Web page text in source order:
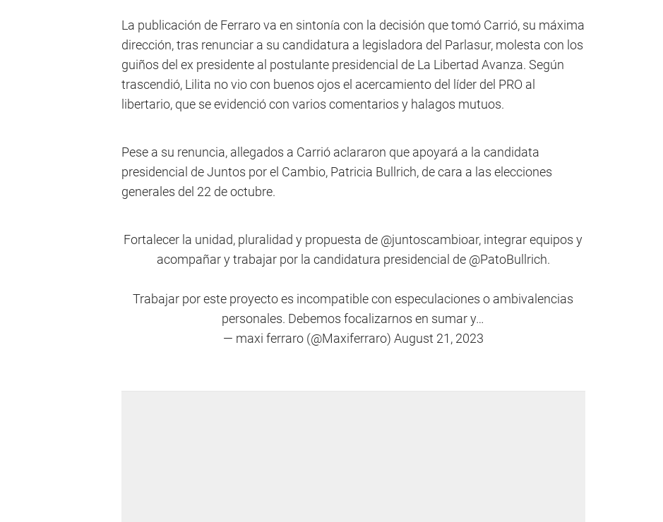
La publicación de Ferraro va en sintonía con la decisión que tomó Carrió, su máxima
dirección, tras renunciar a su candidatura a legisladora del Parlasur, molesta con los
guiños del ex presidente al postulante presidencial de La Libertad Avanza. Según
trascendió, Lilita no vio con buenos ojos el acercamiento del líder del PRO al
libertario, que se evidenció con varios comentarios y halagos mutuos.
Pese a su renuncia, allegados a Carrió aclararon que apoyará a la candidata
presidencial de Juntos por el Cambio, Patricia Bullrich, de cara a las elecciones
generales del 22 de octubre.
Fortalecer la unidad, pluralidad y propuesta de @juntoscambioar, integrar equipos y
acompañar y trabajar por la candidatura presidencial de @PatoBullrich.
Trabajar por este proyecto es incompatible con especulaciones o ambivalencias
personales. Debemos focalizarnos en sumar y…
— maxi ferraro (@Maxiferraro) August 21, 2023